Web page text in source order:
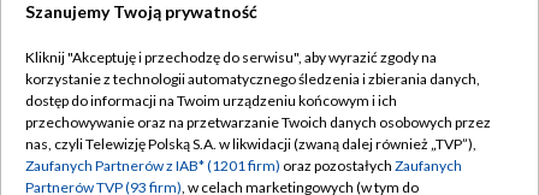
TVP
Abonament TVP
Emisja w TVP
Regulamin TVP
Polityka prywatności
Szanujemy Twoją prywatność
Kliknij "Akceptuję i przechodzę do serwisu", aby wyrazić zgody na
korzystanie z technologii automatycznego śledzenia i zbierania danych,
dostęp do informacji na Twoim urządzeniu końcowym i ich
przechowywanie oraz na przetwarzanie Twoich danych osobowych przez
nas, czyli Telewizję Polską S.A. w likwidacji (zwaną dalej również „TVP”),
Zaufanych Partnerów z IAB* (1201 firm) oraz pozostałych Zaufanych
Partnerów TVP (93 firm), w celach marketingowych (w tym do